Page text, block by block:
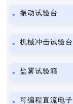
振动试验台
机械冲击试验台
盐雾试验箱
可编程直流电